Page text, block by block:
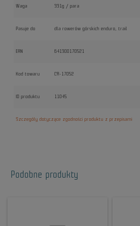
Waga 331g / para
Pasuje do dla rowerów górskich enduro, trail
EAN 641300170521
Kod towaru CR-17052
ID produktu 11045
Szczegóły dotyczące zgodności produktu z przepisami
Podobne produkty